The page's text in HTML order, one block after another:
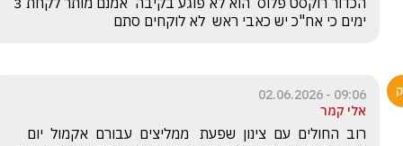
ימים כי אח"כ יש כאבי ראש  לא לוקחים סתם
09:06 - 02.06.2026
אלי קמר